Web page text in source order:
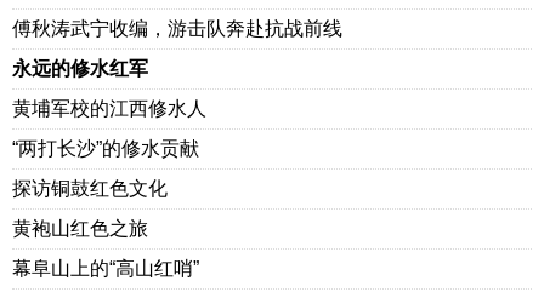
傅秋涛武宁收编，游击队奔赴抗战前线
永远的修水红军
黄埔军校的江西修水人
“两打长沙”的修水贡献
探访铜鼓红色文化
黄袍山红色之旅
幕阜山上的“高山红哨”